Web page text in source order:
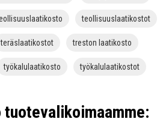
teollisuuslaatikostot
teräslaatikostot treston laatikosto
työkalulaatikosto työkalulaatikostot